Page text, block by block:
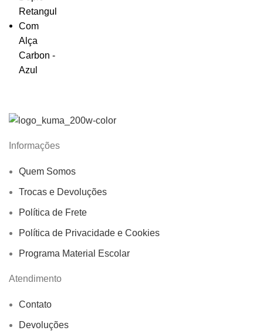
Informações
Quem Somos
Trocas e Devoluções
Política de Frete
Política de Privacidade e Cookies
Programa Material Escolar
Atendimento
Contato
Devoluções